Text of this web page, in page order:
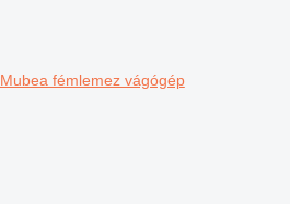
Mubea fémlemez vágógép